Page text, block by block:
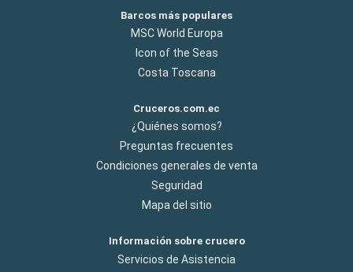
Barcos más populares
MSC World Europa
Icon of the Seas
Costa Toscana
Cruceros.com.ec
¿Quiénes somos?
Preguntas frecuentes
Condiciones generales de venta
Seguridad
Mapa del sitio
Información sobre crucero
Servicios de Asistencia